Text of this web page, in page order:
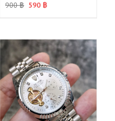
900฿ 590 ฿